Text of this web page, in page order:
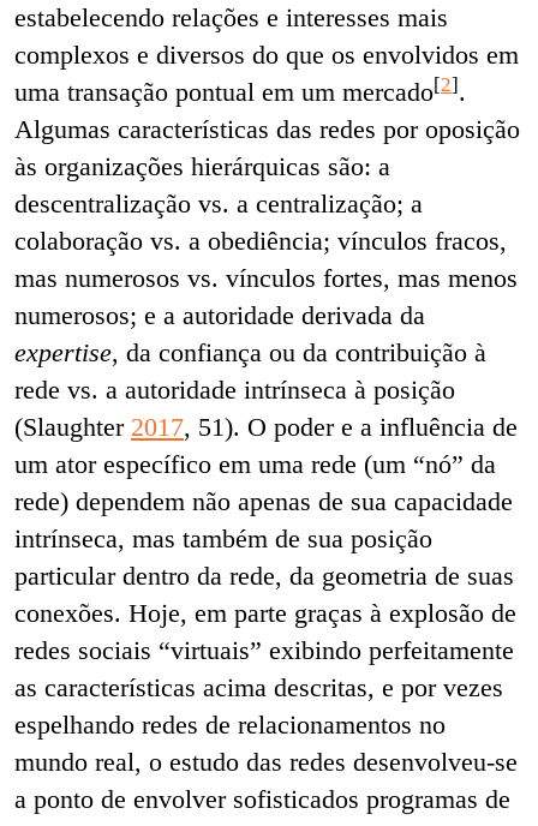
estabelecendo relações e interesses mais
complexos e diversos do que os envolvidos em
uma transação pontual em um mercado[2].
Algumas características das redes por oposição
às organizações hierárquicas são: a
descentralização vs. a centralização; a
colaboração vs. a obediência; vínculos fracos,
mas numerosos vs. vínculos fortes, mas menos
numerosos; e a autoridade derivada da
expertise, da confiança ou da contribuição à
rede vs. a autoridade intrínseca à posição
(Slaughter 2017, 51). O poder e a influência de
um ator específico em uma rede (um “nó” da
rede) dependem não apenas de sua capacidade
intrínseca, mas também de sua posição
particular dentro da rede, da geometria de suas
conexões. Hoje, em parte graças à explosão de
redes sociais “virtuais” exibindo perfeitamente
as características acima descritas, e por vezes
espelhando redes de relacionamentos no
mundo real, o estudo das redes desenvolveu-se
a ponto de envolver sofisticados programas de